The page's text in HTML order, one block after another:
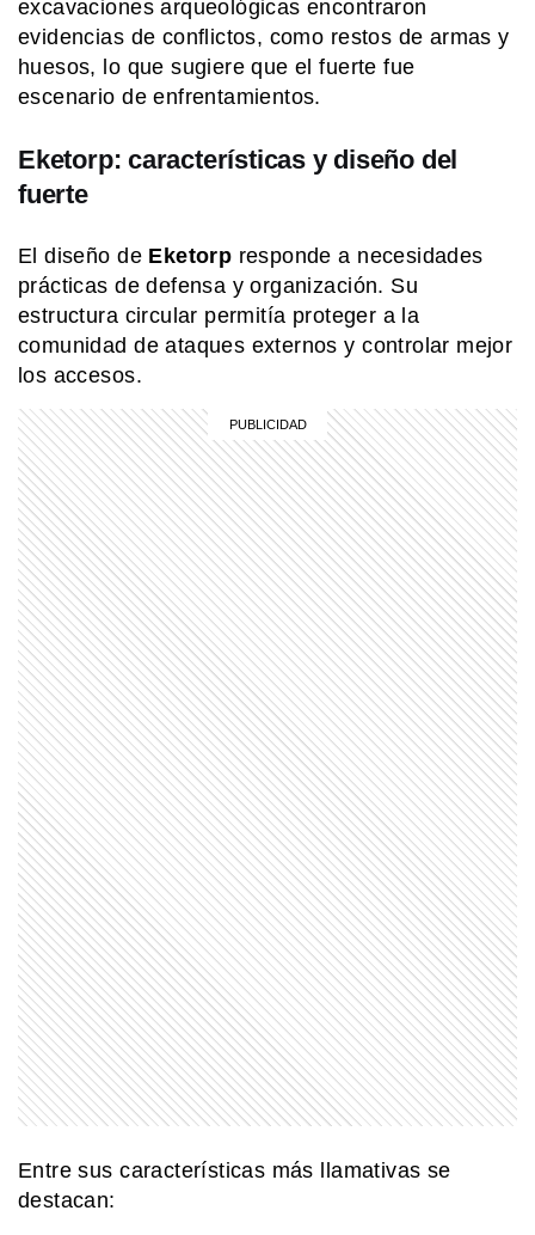
excavaciones arqueológicas encontraron
evidencias de conflictos, como restos de armas y
huesos, lo que sugiere que el fuerte fue
escenario de enfrentamientos.
Eketorp: características y diseño del
fuerte
El diseño de Eketorp responde a necesidades
prácticas de defensa y organización. Su
estructura circular permitía proteger a la
comunidad de ataques externos y controlar mejor
los accesos.
Entre sus características más llamativas se
destacan:
COMUNIDAD EDUCATIVA
¿Cómo se hace una infografía clara y
atractiva?
MI PAIS
SABER MAS
¿Qué significa cuando los perros se
ponen panza arriba?
COMUNIDAD EDUCATIVA
Crianza 2.0: la literatura infantil y
cómo fomentarla en las casas y
escuelas
MI PAIS
Conocé el nombre completo de
Manuel Belgrano
SABER MAS
¿Por qué los perros dan vueltas antes
de dormir?
EL MUNDO
Barbican Estate: el complejo de
Londres que parece una ciudad
dentro de la ciudad
MI PAIS
24 de junio: la increíble coincidencia
entre Fangio y Sabato
MI PAIS
¿Sabías que Manuel Belgrano y Juan